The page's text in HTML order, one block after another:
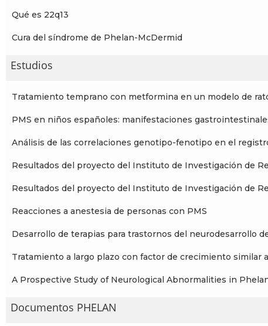
Qué es 22q13
Cura del síndrome de Phelan-McDermid
Estudios
Tratamiento temprano con metformina en un modelo de
PMS en niños españoles: manifestaciones
Análisis de las correlaciones genotipo-fenotipo en el
Resultados del proyecto del Instituto de Investigación de
Resultados del proyecto del Instituto de Investigación de
Reacciones a anestesia de personas con PMS
Desarrollo de terapias para trastornos del neurodesarrollo
Tratamiento a largo plazo con factor de crecimiento similar
A Prospective Study of Neurological Abnormalities in
Documentos PHELAN